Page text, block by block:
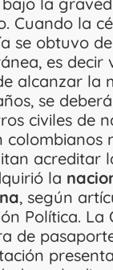
Cuando la
se obtuvo
es decir
alcanzar la
se
civiles de
colombianos
acreditar
la
, según
Política. La
de